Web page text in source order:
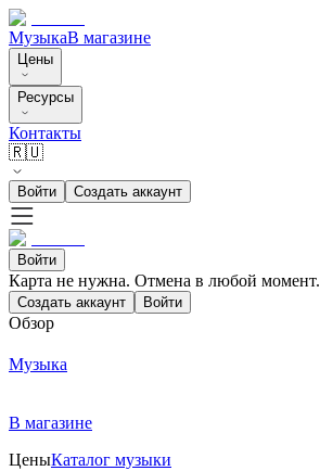
МузыкаВ магазине
Цены
Ресурсы
Контакты
🇷🇺
Войти Создать аккаунт
Войти
Карта не нужна. Отмена в любой момент.
Создать аккаунт Войти
Обзор
Музыка
В магазине
ЦеныКаталог музыки